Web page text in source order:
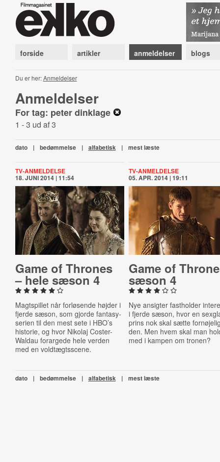
forside artikler anmeldelser blogs
Du er her:Anmeldelser
Anmeldelser
For tag: peter dinklage
1 - 3 ud af 3
dato | bedømmelse | alfabetisk | mest læste
TV-ANMELDELSE
18. JUNI 2014 | 11:54
Game of Thrones
– hele sæson 4
Magtspillet når forløsende højder i
fjerde sæson, som gjorde fantasy-
serien til den mest sete i HBO’s
historie, og hvor Nikolaj Coster-
Waldau forargede hele verden
med en voldtægtsscene.
TV-ANMELDELSE
05. APR. 2014 | 19:11
Game of
sæson 4
Nye ansigter fastholder
i fjerde sæson, hvor en
prins nok skal sætte
den. Men hvem skal man
med i kampen om tronen?
dato | bedømmelse | alfabetisk | mest læste